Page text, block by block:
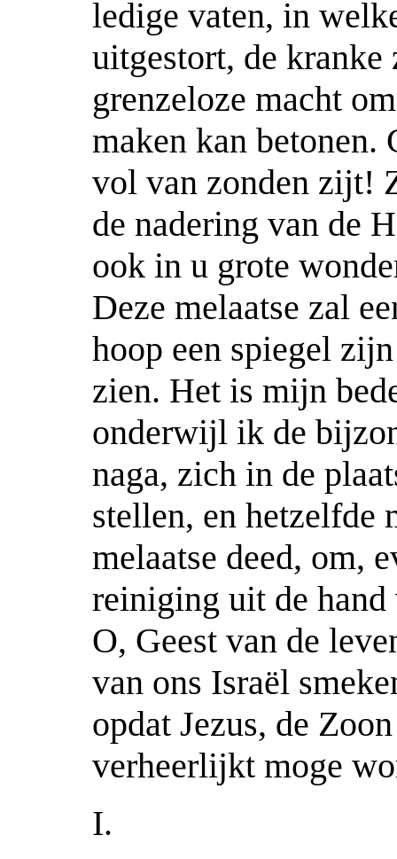
ledige vaten, in
uitgestort, de
grenzeloze macht
maken kan
vol van zonden zijt!
de nadering van de
ook in u grote
Deze melaatse zal
hoop een spiegel
zien. Het is mijn
onderwijl ik de
naga, zich in de
stellen, en hetzelfde
melaatse deed, om,
reiniging uit de hand
O, Geest van de
van ons Israël
opdat Jezus, de
verheerlijkt moge
I.